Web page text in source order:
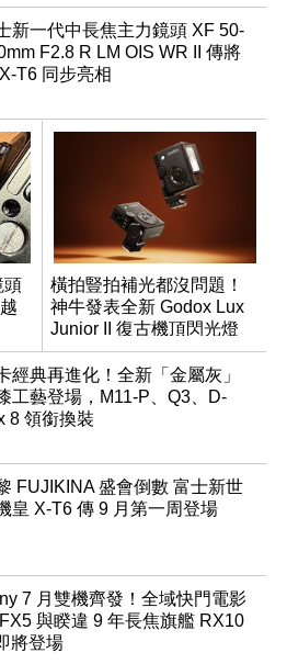
新一代中長焦主力鏡頭 XF 50-
F2.8 R LM OIS WR II 傳將
T6 同步亮相
頭
橫拍豎拍補光都沒問題！
神牛發表全新 Godox Lux
Junior II 復古機頂閃光燈
經典再進化！全新「金屬灰」
工藝登場，M11-P、Q3、D-
8 領銜換裝
FUJIKINA 盛會倒數 富士新世
皇 X-T6 傳 9 月第一周登場
7 月雙機齊發！全域快門電影
與睽違 9 年長焦旗艦 RX10
將登場